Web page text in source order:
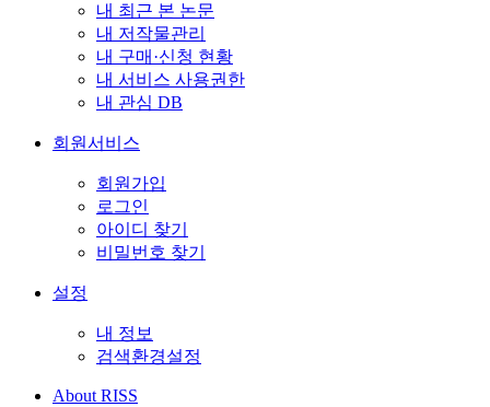
내 최근 본 논문
내 저작물관리
내 구매·신청 현황
내 서비스 사용권한
내 관심 DB
회원서비스
회원가입
로그인
아이디 찾기
비밀번호 찾기
설정
내 정보
검색환경설정
About RISS